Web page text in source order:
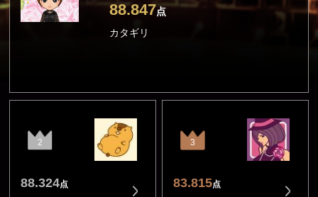
88.847点
カタギリ
2
88.324点
3
83.815点